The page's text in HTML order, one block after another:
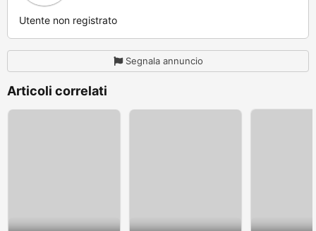
Utente non registrato
Segnala annuncio
Articoli correlati